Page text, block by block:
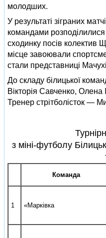
молодших.
У результаті зіграних
командами
сходинку посів колектив
місце завоювали
стали представниці
До складу білицької
Вікторія Савченко, Олена
Тренер стрітболісток —
з міні-футболу
Команда
1 «Марківка